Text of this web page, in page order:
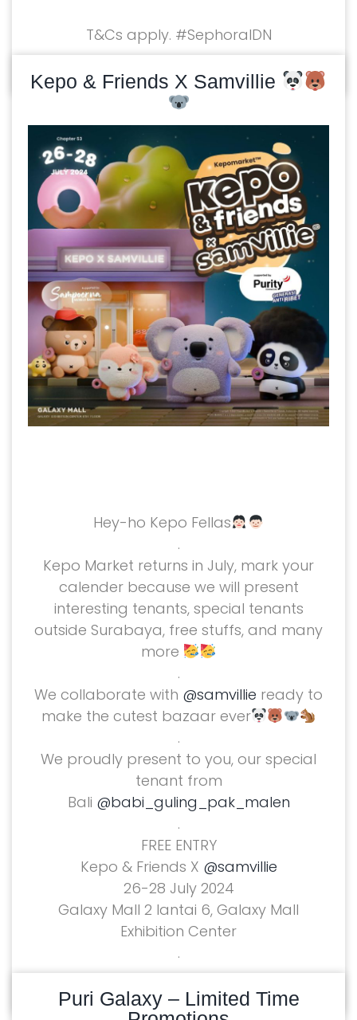
T&Cs apply. #SephoraIDN
Kepo & Friends X Samvillie
Hey-ho Kepo Fellas
.
Kepo Market returns in July, mark your
calender because we will present
interesting tenants, special tenants
outside Surabaya, free stuffs, and many
more
.
We collaborate with @samvillie ready to
make the cutest bazaar ever
.
We proudly present to you, our special
tenant from
Bali @babi_guling_pak_malen
.
FREE ENTRY
Kepo & Friends X @samvillie
26-28 July 2024
Galaxy Mall 2 lantai 6, Galaxy Mall
Exhibition Center
.
Puri Galaxy – Limited Time